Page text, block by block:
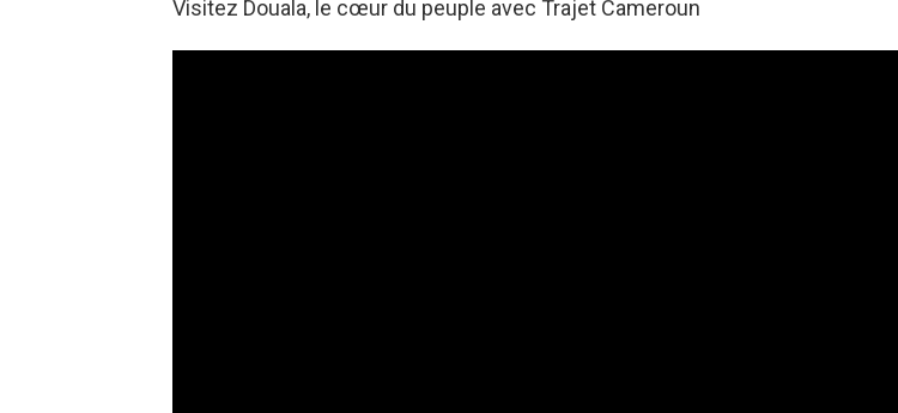
Visitez Douala, le cœur du peuple avec Trajet Cameroun